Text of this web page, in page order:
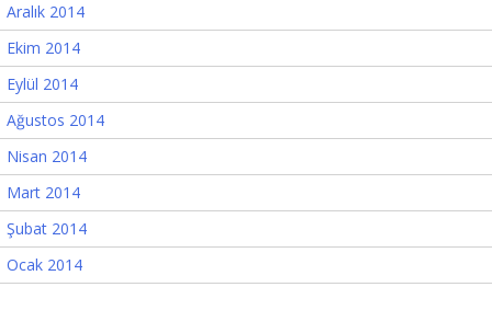
Aralık 2014
Ekim 2014
Eylül 2014
Ağustos 2014
Nisan 2014
Mart 2014
Şubat 2014
Ocak 2014